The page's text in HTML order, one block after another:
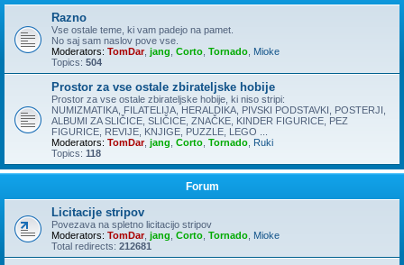
Razno
Vse ostale teme, ki vam padejo na pamet.
No saj sam naslov pove vse.
Moderators: TomDar, jang Corto Tornado Mioke
Topics: 504
Prostor za vse ostale zbirateljske hobije
Prostor za vse ostale zbirateljske hobije, ki niso stripi:
NUMIZMATIKA, FILATELIJA, HERALDIKA, PIVSKI PODSTAVKI, POSTERJI,
ALBUMI ZA SLIČICE, SLIČICE, ZNAČKE, KINDER FIGURICE, PEZ
FIGURICE, REVIJE, KNJIGE, PUZZLE, LEGO ...
Moderators: TomDar, jang Corto Tornado Ruki
Topics: 118
Forum
Licitacije stripov
Povezava na spletno licitacijo stripov
Moderators: TomDar, jang Corto Tornado Mioke
Total redirects: 212681